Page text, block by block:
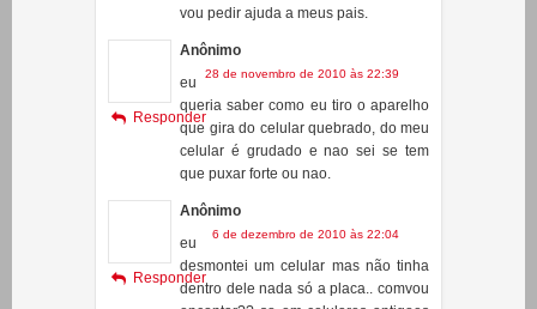
um video pra vcs.Vlw...
tenho 12 anos rsrs muito novo mas
vou pedir ajuda a meus pais.
Anônimo
28 de novembro de 2010 às 22:39
eu
queria saber como eu tiro o aparelho
que gira do celular quebrado, do meu
celular é grudado e nao sei se tem
que puxar forte ou nao.
Responder
Anônimo
6 de dezembro de 2010 às 22:04
eu